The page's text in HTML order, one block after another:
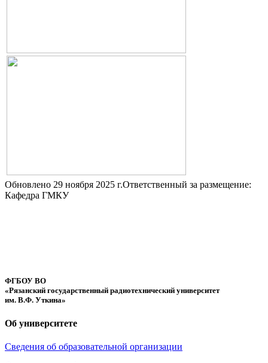
Обновлено 29 ноября 2025 г.Ответственный за размещение:
Кафедра ГМКУ
ФГБОУ ВО
«Рязанский государственный радиотехнический университет
им. В.Ф. Уткина»
Об университете
Сведения об образовательной организации